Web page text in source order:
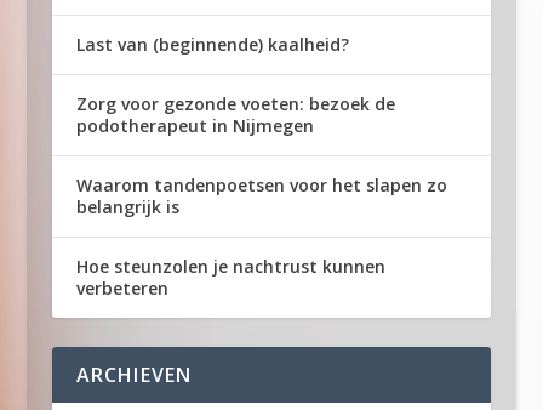
Last van (beginnende) kaalheid?
Zorg voor gezonde voeten: bezoek de
podotherapeut in Nijmegen
Waarom tandenpoetsen voor het slapen zo
belangrijk is
Hoe steunzolen je nachtrust kunnen
verbeteren
ARCHIEVEN